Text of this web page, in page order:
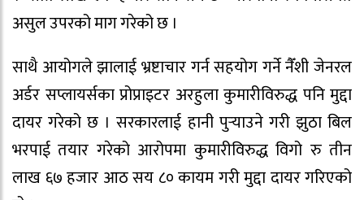
असुल उपरको माग गरेको छ ।
साथै आयोगले झालाई भ्रष्टाचार गर्न सहयोग गर्ने नैँशी जेनरल
अर्डर सप्लायर्सका प्रोप्राइटर अरहुला कुमारीविरुद्ध पनि मुद्दा
दायर गरेको छ । सरकारलाई हानी पुर्‍याउने गरी झुठा बिल
भरपाई तयार गरेको आरोपमा कुमारीविरुद्ध विगो रु तीन
लाख ६७ हजार आठ सय ८० कायम गरी मुद्दा दायर गरिएको